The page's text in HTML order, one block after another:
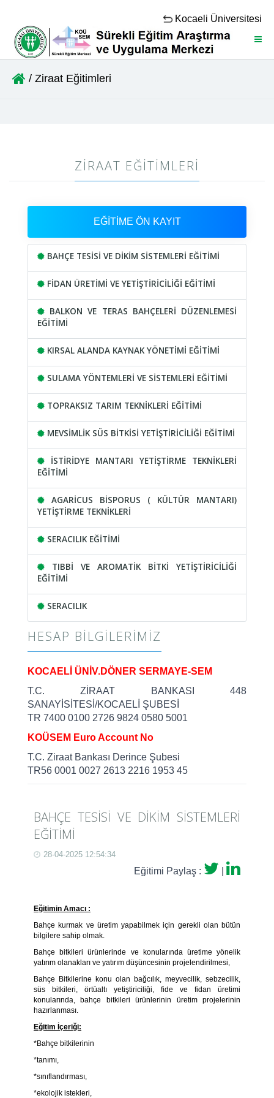
Kocaeli Üniversitesi
/ Ziraat Eğitimleri
ZIRAAT EĞITIMLERI
EĞİTİME ÖN KAYIT
BAHÇE TESİSİ VE DİKİM SİSTEMLERİ EĞİTİMİ
FİDAN ÜRETİMİ VE YETİŞTİRİCİLİĞİ EĞİTİMİ
BALKON VE TERAS BAHÇELERİ DÜZENLEMESİ
EĞİTİMİ
KIRSAL ALANDA KAYNAK YÖNETİMİ EĞİTİMİ
SULAMA YÖNTEMLERİ VE SİSTEMLERİ EĞİTİMİ
TOPRAKSIZ TARIM TEKNİKLERİ EĞİTİMİ
MEVSİMLİK SÜS BİTKİSİ YETİŞTİRİCİLİĞİ EĞİTİMİ
İSTİRİDYE MANTARI YETİŞTİRME TEKNİKLERİ
EĞİTİMİ
AGARİCUS BİSPORUS ( KÜLTÜR MANTARI)
YETİŞTİRME TEKNİKLERİ
SERACILIK EĞİTİMİ
TIBBİ VE AROMATİK BİTKİ YETİŞTİRİCİLİĞİ
EĞİTİMİ
SERACILIK
HESAP BILGILERIMIZ
KOCAELİ ÜNİV.DÖNER SERMAYE-SEM
T.C. ZİRAAT BANKASI 448
SANAYİSİTESİ/KOCAELİ ŞUBESİ
TR 7400 0100 2726 9824 0580 5001
KOÜSEM Euro Account No
T.C. Ziraat Bankası Derince Şubesi
TR56 0001 0027 2613 2216 1953 45
BAHÇE TESİSİ VE DİKİM SİSTEMLERİ
EĞİTİMİ
28-04-2025 12:54:34
Eğitimi Paylaş :
Eğitimin Amacı :
Bahçe kurmak ve üretim yapabilmek için gerekli olan bütün
bilgilere sahip olmak.
Bahçe bitkileri ürünlerinde ve konularında üretime yönelik
yatırım olanakları ve yatırım düşüncesinin projelendirilmesi,
Bahçe Bitkilerine konu olan bağcılık, meyvecilik, sebzecilik,
süs bitkileri, örtüaltı yetiştiriciliği, fide ve fidan üretimi
konularında, bahçe bitkileri ürünlerinin üretim projelerinin
hazırlanması.
Eğitim İçeriği:
*Bahçe bitkilerinin
*tanımı,
*sınıflandırması,
*ekolojik istekleri,